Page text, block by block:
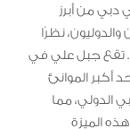
دبي من أبرز
نظرًا
تقع جبل علي في
أكبر الموانئ
الدولي، مما
الميزة